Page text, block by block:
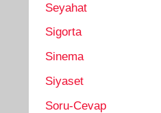
Seyahat
Sigorta
Sinema
Siyaset
Soru-Cevap